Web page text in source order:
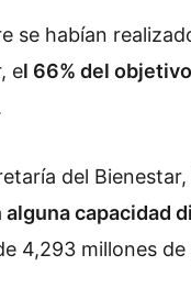
se habían
el 66% del
del
alguna capacidad
4,293 millones